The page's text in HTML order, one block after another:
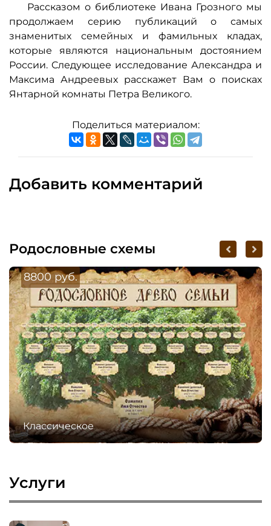
Рассказом о библиотеке Ивана Грозного мы
продолжаем серию публикаций о самых
знаменитых семейных и фамильных кладах,
которые являются национальным достоянием
России. Cледующее исследование Александра и
Максима Андреевых расскажет Вам о поисках
Янтарной комнаты Петра Великого.
Поделиться материалом:
Добавить комментарий
Родословные схемы
8800 руб.
Классическое
Услуги